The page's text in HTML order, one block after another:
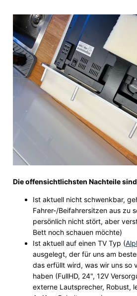
Die offensichtlichsten Nachteile
Ist aktuell nicht schwenkbar,
Fahrer-/Beifahrersitzen aus zu
persönlich nicht stört, aber
Bett noch schauen möchte)
Ist aktuell auf einen TV Typ (
ausgelegt, der für uns am
das erfüllt wird, was wir uns so
haben (FullHD, 24", 12V
externe Lautsprecher, Robust,